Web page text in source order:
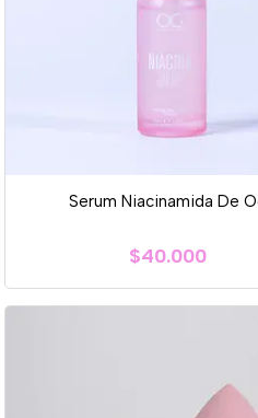
Serum Niacinamida De
$40.000